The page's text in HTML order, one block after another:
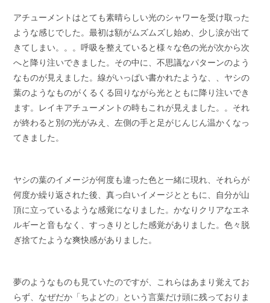
アチューメントはとても素晴らしい光のシャワーを受け取った
ような感じでした。最初は額がムズムズし始め、少し涙が出て
きてしまい。。。呼吸を整えていると様々な色の光が次から次
へと降り注いできました。その中に、不思議なパターンのよう
なものが見えました。線がいっぱい書かれたような、、ヤシの
葉のようなものがくるくる回りながら光とともに降り注いでき
ます。レイキアチューメントの時もこれが見えました。。それ
が終わると別の光がみえ、左側の手と足がじんじん温かくなっ
てきました。
ヤシの葉のイメージが何度も違った色と一緒に現れ、それらが
何度か繰り返された後、真っ白いイメージとともに、自分が山
頂に立っているような感覚になりました。かなりクリアなエネ
ルギーと音もなく、すっきりとした感覚がありました。色々脱
ぎ捨てたような爽快感がありました。
夢のようなものも見ていたのですが、これらはあまり覚えてお
らず、なぜだか「ちよどの」という言葉だけ頭に残っておりま